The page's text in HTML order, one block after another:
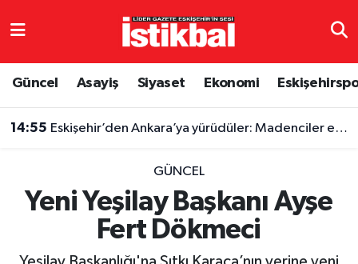
Güncel Asayiş Siyaset Ekonomi
14:55 Eskişehir’den Ankara’ya yürüdüler: Madenciler eylemde
GÜNCEL
Yeni Yeşilay Başkanı Ayşe
Fert Dökmeci
Eskişehirspor
Eskişehir Nöbetçi Eczaneler
TFF 3.Lig 4.Grup Puan Durumu ve Fikstür